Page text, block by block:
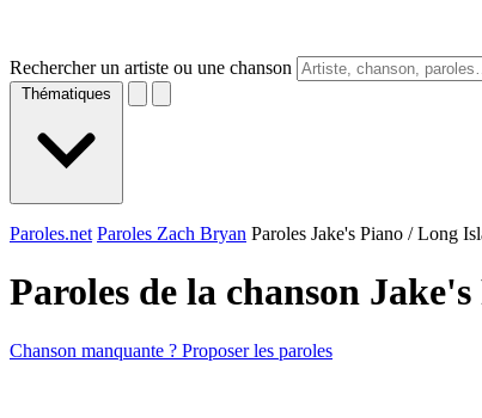
Rechercher un artiste ou une chanson
Thématiques
Paroles.net Paroles Zach Bryan Paroles Jake's Piano / Long
Paroles de la chanson
Chanson manquante ? Proposer les paroles